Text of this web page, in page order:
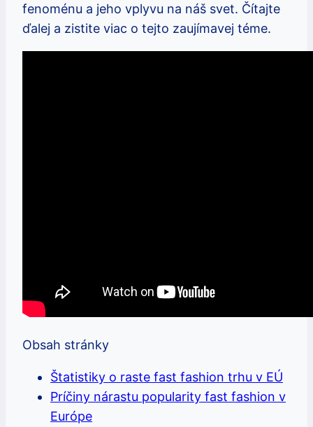
fenoménu a jeho vplyvu na náš svet. Čítajte
ďalej a zistite viac o tejto zaujímavej téme.
Obsah stránky
Štatistiky o raste fast fashion trhu v EÚ
Príčiny nárastu popularity fast fashion v
Európe